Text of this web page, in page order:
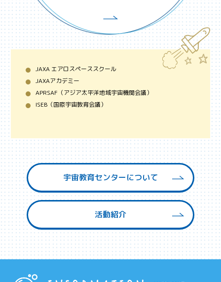
JAXA エアロスペーススクール
JAXAアカデミー
APRSAF（アジア太平洋地域宇宙機関会議）
ISEB（国際宇宙教育会議）
宇宙教育センターについて
活動紹介